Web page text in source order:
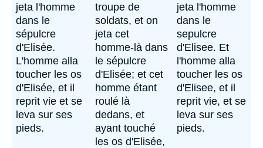
jeta l'homme
dans le
sépulcre
d'Elisée.
L'homme alla
toucher les os
d'Elisée, et il
reprit vie et se
leva sur ses
pieds.
troupe de
soldats, et on
jeta cet
homme-là dans
le sépulcre
d'Elisée; et cet
homme étant
roulé là
dedans, et
ayant touché
les os d'Elisée,
jeta l'homme
dans le
sepulcre
d'Elisee. Et
l'homme alla
toucher les os
d'Elisee, et il
reprit vie, et se
leva sur ses
pieds.